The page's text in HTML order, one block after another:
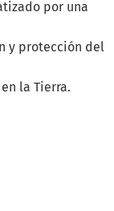
por una
y protección del
la Tierra.